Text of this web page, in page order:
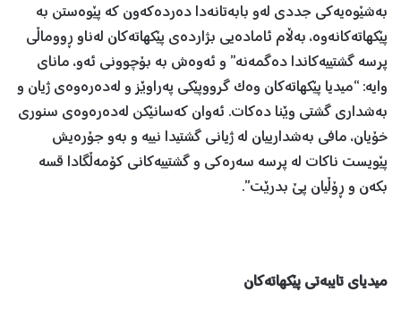
بەشێوەیەکی جددی لەو بابەتانەدا دەردەکەون کە پێوەستن بە
پێکهاتەکانەوە، بەڵام ئامادەیی بژاردەی پێکهاتەکان لەناو ڕووماڵی
پرسە گشتییەکاندا دەگمەنە” و ئەوەش بە بۆچوونی ئەو، مانای
وایە: “میدیا پێکهاتەکان وەک گرووپێکی پەراوێز و لەدەرەوەی ژیان و
بەشداری گشتی وێنا دەکات. ئەوان کەسانێکن لەدەرەوەی سنوری
خۆیان، مافی بەشدارییان لە ژیانی گشتیدا نییە و بەو جۆرەیش
پێویست ناکات لە پرسە سەرەکی و گشتییەکانی کۆمەڵگادا قسە
بکەن و ڕۆڵیان پێ بدرێت”.
میدیای تایبەتی پێکهاتەکان